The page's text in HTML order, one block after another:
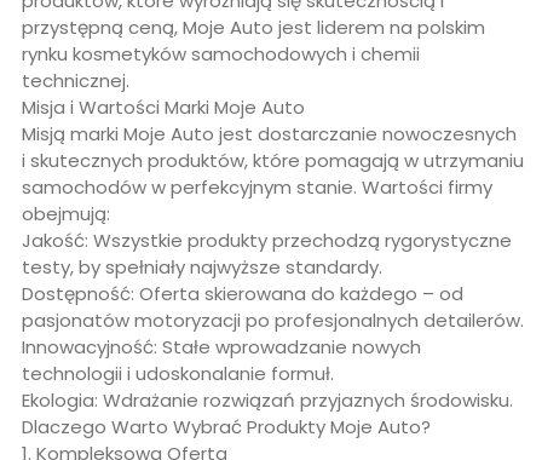
przystępną ceną, Moje Auto jest liderem na polskim
rynku kosmetyków samochodowych i chemii
technicznej.
Misja i Wartości Marki Moje Auto
Misją marki Moje Auto jest dostarczanie nowoczesnych
i skutecznych produktów, które pomagają w utrzymaniu
samochodów w perfekcyjnym stanie. Wartości firmy
obejmują:
Jakość: Wszystkie produkty przechodzą rygorystyczne
testy, by spełniały najwyższe standardy.
Dostępność: Oferta skierowana do każdego – od
pasjonatów motoryzacji po profesjonalnych detailerów.
Innowacyjność: Stałe wprowadzanie nowych
technologii i udoskonalanie formuł.
Ekologia: Wdrażanie rozwiązań przyjaznych środowisku.
Dlaczego Warto Wybrać Produkty Moje Auto?
1. Kompleksowa Oferta